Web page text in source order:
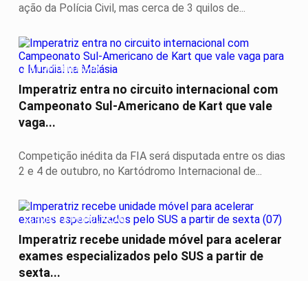
ação da Polícia Civil, mas cerca de 3 quilos de...
AUTOMOBILISMO
Imperatriz entra no circuito internacional com
Campeonato Sul-Americano de Kart que vale
vaga...
Competição inédita da FIA será disputada entre os dias
2 e 4 de outubro, no Kartódromo Internacional de...
SERVIÇO A POPULAÇÃO
Imperatriz recebe unidade móvel para acelerar
exames especializados pelo SUS a partir de
sexta...